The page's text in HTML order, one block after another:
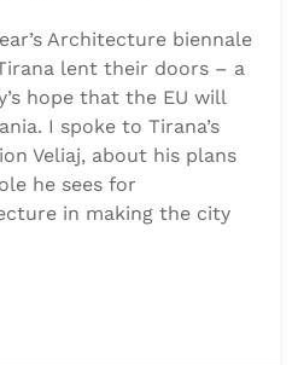
Architecture biennale
lent their doors – a
hope that the EU will
I spoke to Tirana’s
Veliaj, about his plans
he sees for
in making the city